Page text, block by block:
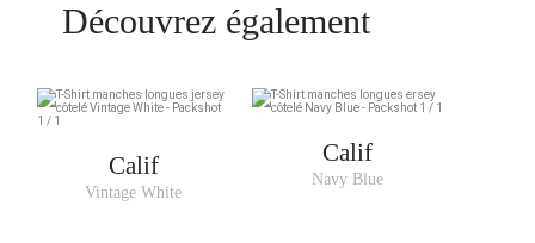
Découvrez également
Calif
Vintage White
Calif
Navy Blue